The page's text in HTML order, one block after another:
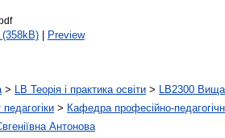
| Preview
> LB Теорія і практика освіти > LB2300 Вища
педагогіки > Кафедра професійно-
Антонова